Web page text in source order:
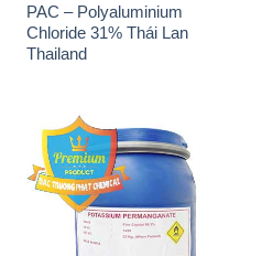
PAC – Polyaluminium
Chloride 31% Thái Lan
Thailand